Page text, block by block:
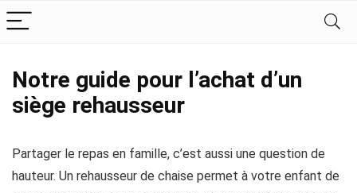
Notre guide pour l’achat d’un
siège rehausseur
Partager le repas en famille, c’est aussi une question de
hauteur. Un rehausseur de chaise permet à votre enfant de